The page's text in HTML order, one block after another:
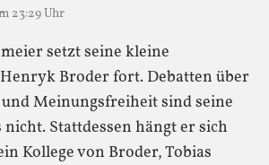
23:29 Uhr
setzt seine kleine
Broder fort. Debatten über
Meinungsfreiheit sind seine
nicht. Stattdessen hängt er sich
Kollege von Broder, Tobias